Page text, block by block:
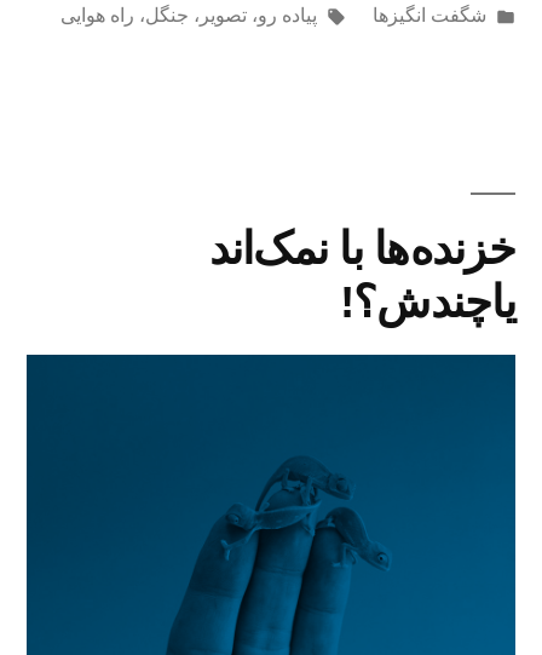
ارسال
شگفت انگیزها برچسب‌ها:
پیاده رو، تصویر ، جنگل، راه هوایی
خزنده‌ها با نمک‌اند
یاچندش؟!